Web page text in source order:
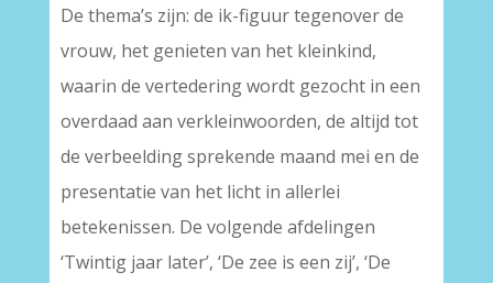
De thema’s zijn: de ik-figuur tegenover de
vrouw, het genieten van het kleinkind,
waarin de vertedering wordt gezocht in een
overdaad aan verkleinwoorden, de altijd tot
de verbeelding sprekende maand mei en de
presentatie van het licht in allerlei
betekenissen. De volgende afdelingen
‘Twintig jaar later’, ‘De zee is een zij’, ‘De